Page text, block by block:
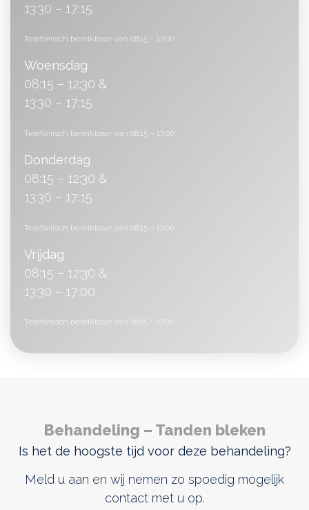
13:30 – 17:15
Telefonisch bereikbaar van 08:15 – 17:00
Woensdag
08:15 – 12:30 &
13:30 – 17:15
Telefonisch bereikbaar van 08:15 – 17:00
Donderdag
08:15 – 12:30 &
13:30 – 17:15
Telefonisch bereikbaar van 08:15 – 17:00
Vrijdag
08:15 – 12:30 &
13:30 – 17:00
Telefonisch bereikbaar van 08:15 – 17:00
Behandeling – Tanden bleken
Is het de hoogste tijd voor deze behandeling?
Meld u aan en wij nemen zo spoedig mogelijk
contact met u op.